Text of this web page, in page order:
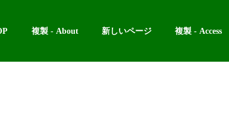
複製 - About 新しいページ 複製 - Access